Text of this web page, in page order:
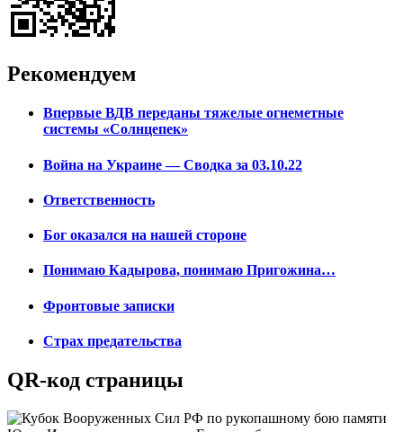
Рекомендуем
Впервые ВДВ переданы тяжелые огнеметные
системы «Солнцепек»
Война на Украине — Сводка за 03.10.22
Ответственность
Бог оказался на нашей стороне
Понимаю Кадырова, понимаю Пригожина…
Фронтовые записки
Страх предательства
QR-код страницы